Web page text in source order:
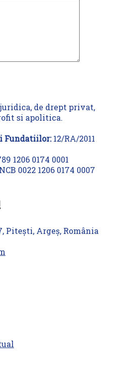
de drept privat,
si apolitica.
Fundatiilor:12/RA/2011
1206 0174 0001
0022 1206 0174 0007
Pitești, Argeș, România